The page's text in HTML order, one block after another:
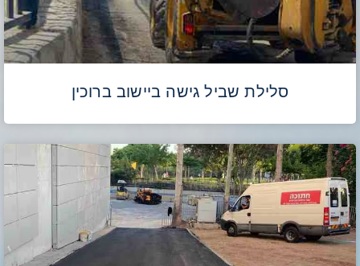
סלילת שביל גישה ביישוב ברוכין